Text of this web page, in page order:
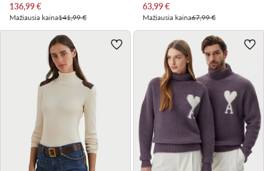
Dabartinė kaina
136,99€
Mažiausia kaina141,99 €
Dabartinė kaina
63,99€
Mažiausia kaina67,99 €